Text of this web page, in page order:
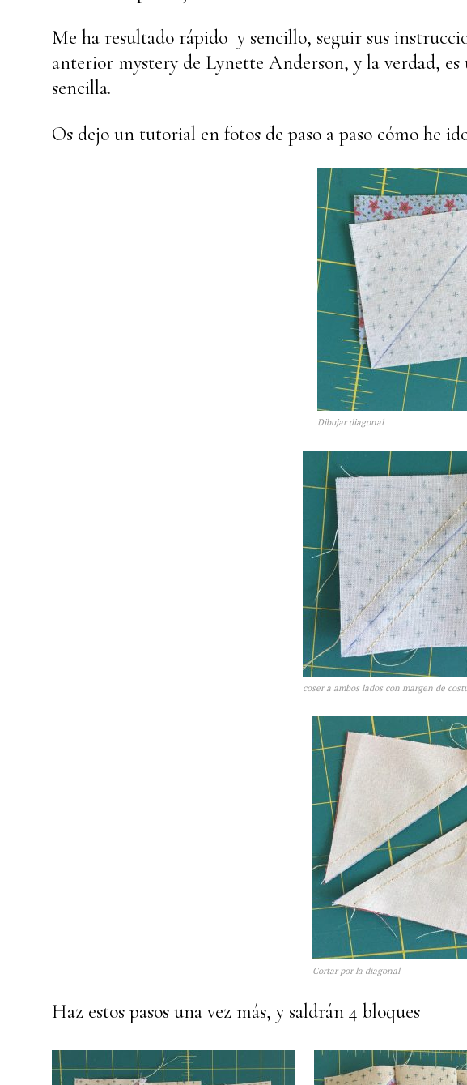
Me ha resultado rápido y sencillo, seguir sus
anterior mystery de Lynette Anderson, y la verdad,
sencilla.
Os dejo un tutorial en fotos de paso a paso cómo he
Dibujar diagonal
coser a ambos lados con margen de
Cortar por la diagonal
Haz estos pasos una vez más, y saldrán 4 bloques